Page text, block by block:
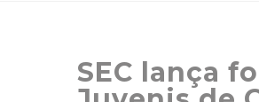
SEC lança